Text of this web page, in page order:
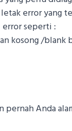
error yang
error seperti :
kosong /blank
pernah Anda